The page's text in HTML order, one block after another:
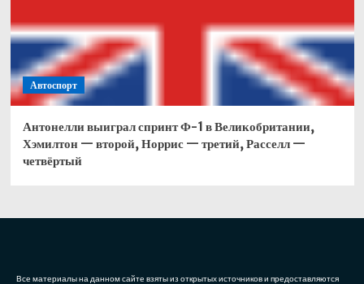
Автоспорт
Антонелли выиграл спринт Ф-1 в Великобритании,
Хэмилтон — второй, Норрис — третий, Расселл —
четвёртый
Все материалы на данном сайте взяты из открытых источников и предоставляются